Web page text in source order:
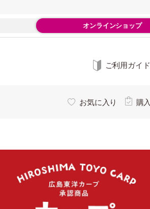
オンラインショップ
ご利用ガイド
お気に入り 購